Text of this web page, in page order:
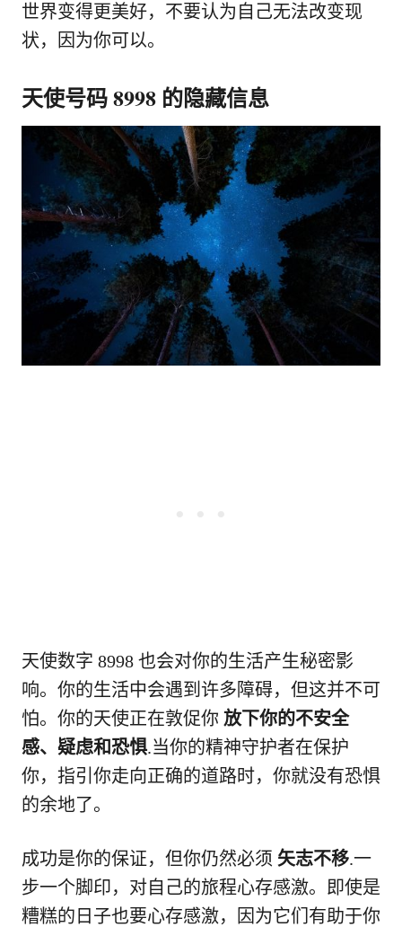
世界变得更美好，不要认为自己无法改变现
状，因为你可以。
天使号码 8998 的隐藏信息
天使数字 8998 也会对你的生活产生秘密影
响。你的生活中会遇到许多障碍，但这并不可
怕。你的天使正在敦促你 放下你的不安全
感、疑虑和恐惧.当你的精神守护者在保护
你，指引你走向正确的道路时，你就没有恐惧
的余地了。
成功是你的保证，但你仍然必须 矢志不移.一
步一个脚印，对自己的旅程心存感激。即使是
糟糕的日子也要心存感激，因为它们有助于你